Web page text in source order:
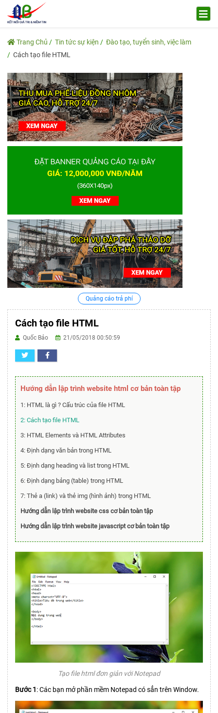
Trang Chủ Tin tức sự kiện
Đào tạo, tuyển sinh, việc làm
Cách tạo file HTML
Quảng cáo trả phí
Cách tạo file HTML
Quốc Bảo 21/05/2018 00:50:59
Hướng dẫn lập trình website html cơ bản toàn tập
1: HTML là gì ? Cấu trúc của file HTML
2: Cách tạo file HTML
3: HTML Elements và HTML Attributes
4: Định dạng văn bản trong HTML
5: Định dạng heading và list trong HTML
6: Định dạng bảng (table) trong HTML
7: Thẻ a (link) và thẻ img (hình ảnh) trong HTML
Hướng dẫn lập trình website css cơ bản toàn tập
Hướng dẫn lập trình website javascript cơ bản toàn tập
Tạo file html đơn giản với Notepad
Bước 1: Các bạn mở phần mềm Notepad có sẳn trên Window.